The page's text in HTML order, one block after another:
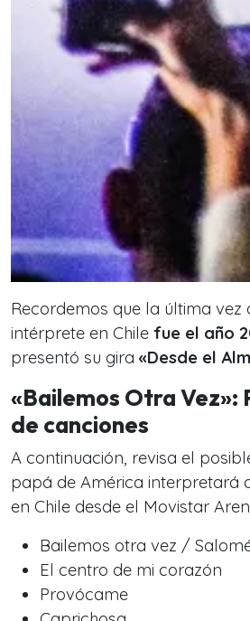
Recordemos que la última
intérprete en Chile fue el año
presentó su gira «Desde el
«Bailemos Otra Vez»:
de canciones
A continuación, revisa el
papá de América interpretará
en Chile desde el Movistar
Bailemos otra vez /
El centro de mi corazón
Provócame